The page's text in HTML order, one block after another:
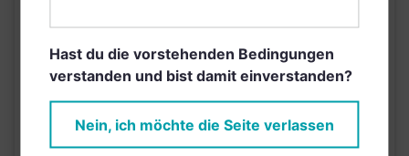
Griechenland, Brunei
Darussalam, Saudi
Arabien
AUSGABEAUFSCHLAG 5,00%
MAX. LAUFENDE
N/A
Hast du die vorstehenden Bedingungen
verstanden und bist damit einverstanden?
Nein, ich möchte die Seite verlassen